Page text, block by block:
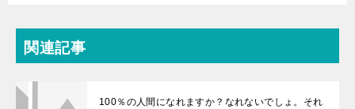
関連記事
100％の人間になれますか？なれないでしょ。それ